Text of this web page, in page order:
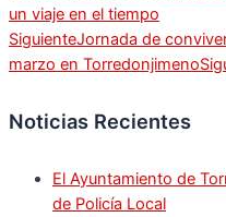
un viaje en el tiempo
SiguienteJornada de
marzo en Torredonjimeno
Noticias Recientes
El Ayuntamiento de
de Policía Local